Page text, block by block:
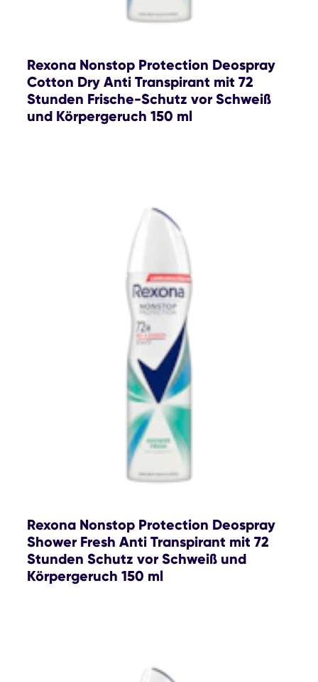
Rexona Nonstop Protection Deospray
Cotton Dry Anti Transpirant mit 72
Stunden Frische-Schutz vor Schweiß
und Körpergeruch 150 ml
Rexona Nonstop Protection Deospray
Shower Fresh Anti Transpirant mit 72
Stunden Schutz vor Schweiß und
Körpergeruch 150 ml